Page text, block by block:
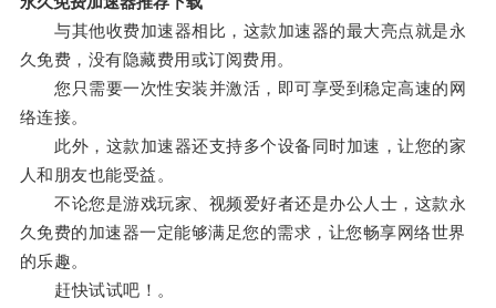
与其他收费加速器相比，这款加速器的最大亮点就是永
久免费，没有隐藏费用或订阅费用。
您只需要一次性安装并激活，即可享受到稳定高速的网
络连接。
此外，这款加速器还支持多个设备同时加速，让您的家
人和朋友也能受益。
不论您是游戏玩家、视频爱好者还是办公人士，这款永
久免费的加速器一定能够满足您的需求，让您畅享网络世界
的乐趣。
赶快试试吧！。